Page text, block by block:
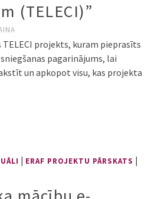
(TELECI)”
TELECI projekts, kuram pieprasīts
pagarinājums, lai
un apkopot visu, kas projekta
| ERAF PROJEKTU PĀRSKATS |